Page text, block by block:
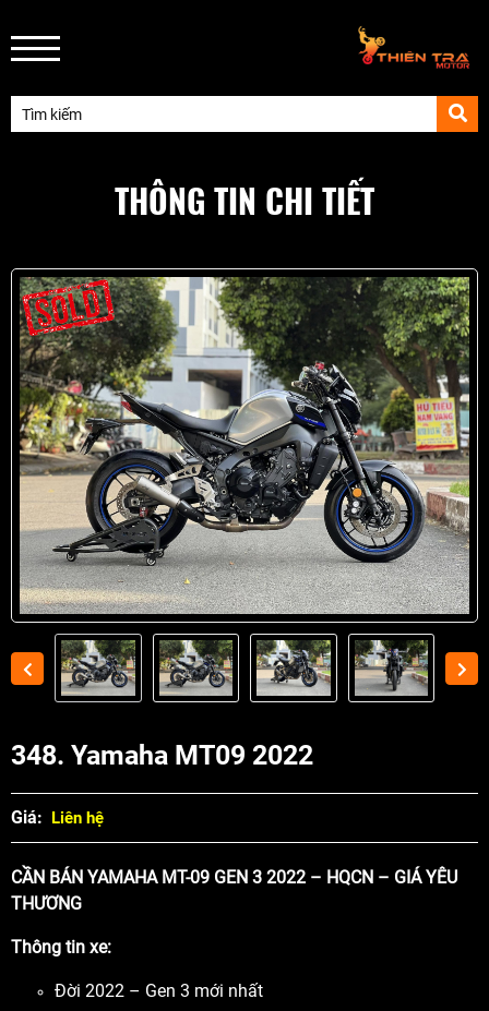
THÔNG TIN CHI TIẾT
348. Yamaha MT09 2022
Giá: Liên hệ
CẦN BÁN YAMAHA MT-09 GEN 3 2022 – HQCN – GIÁ YÊU
THƯƠNG
Thông tin xe:
Đời 2022 – Gen 3 mới nhất